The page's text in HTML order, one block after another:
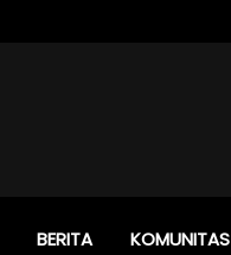
BERITA KOMUNITAS